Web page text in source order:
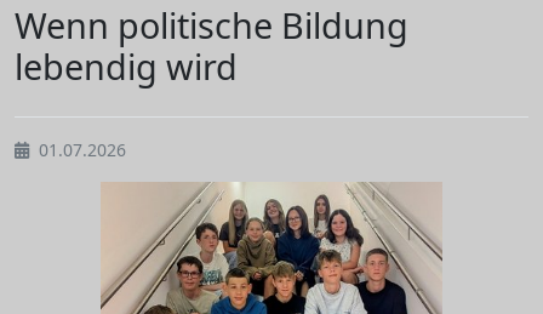
Wenn politische Bildung
lebendig wird
01.07.2026